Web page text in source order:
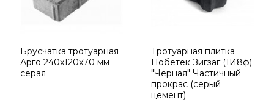
Брусчатка тротуарная
Арго 240x120x70 мм
серая
Тротуарная плитка
Нобетек Зигзаг (1И8ф)
"Черная" Частичный
прокрас (серый
цемент)